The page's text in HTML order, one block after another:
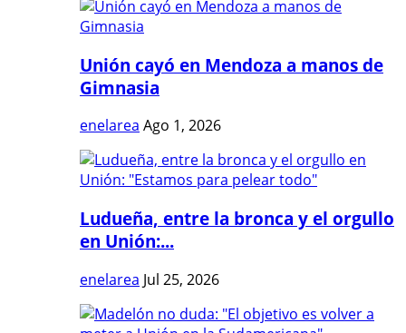
Unión cayó en Mendoza a manos de
Gimnasia
enelarea Ago 1, 2026
Ludueña, entre la bronca y el orgullo
en Unión:...
enelarea Jul 25, 2026